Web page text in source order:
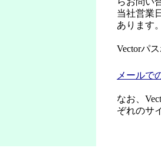
当社営業
あります
Vectorパ
メールで
なお、
ぞれのサ